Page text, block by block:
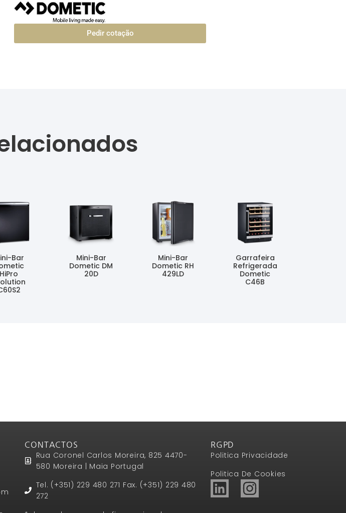
Pedir cotação
Bar
HiPro
Mini-Bar
Dometic DM
20D
Mini-Bar
Dometic RH
429LD
Garrafeira
Refrigerada
Dometic
C46B
CONTACTOS
Rua Coronel Carlos Moreira, 825 4470-
580 Moreira | Maia Portugal
Tel. (+351) 229 480 271 Fax. (+351) 229 480
272
RGPD
Politica Privacidade
Politica De Cookies